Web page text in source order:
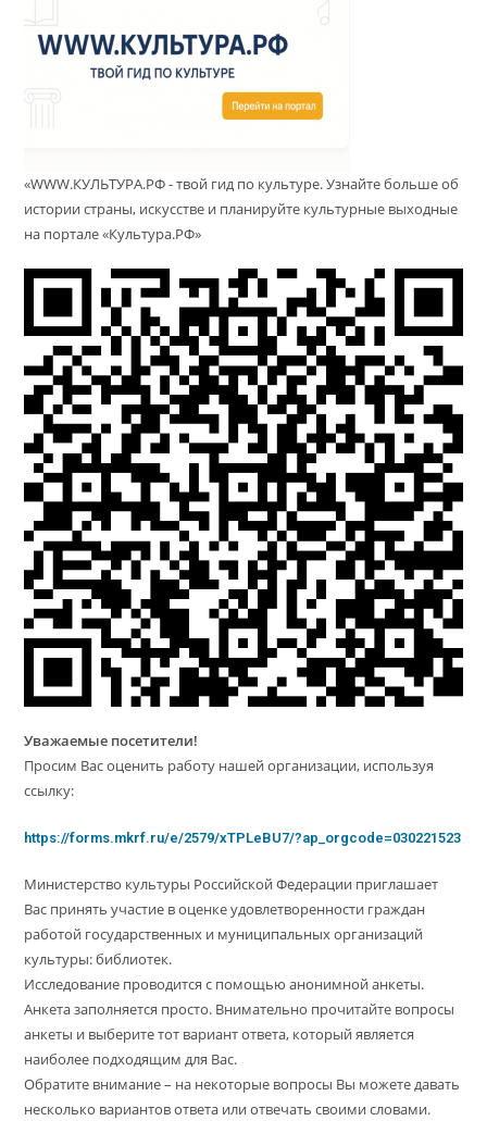
«WWW.КУЛЬТУРА.РФ - твой гид по культуре. Узнайте больше об
истории страны, искусстве и планируйте культурные выходные
на портале «Культура.РФ»
Уважаемые посетители!
Просим Вас оценить работу нашей организации, используя
ссылку:
https://forms.mkrf.ru/e/2579/xTPLeBU7/?ap_orgcode=030221523
Министерство культуры Российской Федерации приглашает
Вас принять участие в оценке удовлетворенности граждан
работой государственных и муниципальных организаций
культуры: библиотек.
Исследование проводится с помощью анонимной анкеты.
Анкета заполняется просто. Внимательно прочитайте вопросы
анкеты и выберите тот вариант ответа, который является
наиболее подходящим для Вас.
Обратите внимание – на некоторые вопросы Вы можете давать
несколько вариантов ответа или отвечать своими словами.